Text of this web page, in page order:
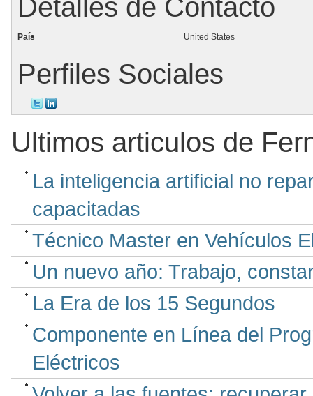
Detalles de Contacto
País United States
Perfiles Sociales
Ultimos articulos de
La inteligencia artificial no
capacitadas
Técnico Master en Vehículos
Un nuevo año: Trabajo,
La Era de los 15 Segundos
Componente en Línea del
Eléctricos